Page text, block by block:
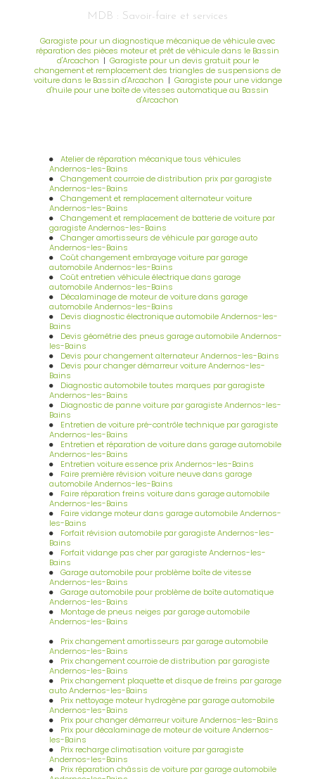
MDB : Savoir-faire et services
Garagiste pour un diagnostique mécanique de véhicule avec
réparation des pièces moteur et prêt de véhicule dans le Bassin
d'Arcachon | Garagiste pour un devis gratuit pour le
changement et remplacement des triangles de suspensions de
voiture dans le Bassin d'Arcachon | Garagiste pour une vidange
d'huile pour une boîte de vitesses automatique au Bassin
d'Arcachon
Atelier de réparation mécanique tous véhicules
Andernos-les-Bains
Changement courroie de distribution prix par garagiste
Andernos-les-Bains
Changement et remplacement alternateur voiture
Andernos-les-Bains
Changement et remplacement de batterie de voiture par
garagiste Andernos-les-Bains
Changer amortisseurs de véhicule par garage auto
Andernos-les-Bains
Coût changement embrayage voiture par garage
automobile Andernos-les-Bains
Coût entretien véhicule électrique dans garage
automobile Andernos-les-Bains
Décalaminage de moteur de voiture dans garage
automobile Andernos-les-Bains
Devis diagnostic électronique automobile Andernos-les-
Bains
Devis géométrie des pneus garage automobile Andernos-
les-Bains
Devis pour changement alternateur Andernos-les-Bains
Devis pour changer démarreur voiture Andernos-les-
Bains
Diagnostic automobile toutes marques par garagiste
Andernos-les-Bains
Diagnostic de panne voiture par garagiste Andernos-les-
Bains
Entretien de voiture pré-contrôle technique par garagiste
Andernos-les-Bains
Entretien et réparation de voiture dans garage automobile
Andernos-les-Bains
Entretien voiture essence prix Andernos-les-Bains
Faire première révision voiture neuve dans garage
automobile Andernos-les-Bains
Faire réparation freins voiture dans garage automobile
Andernos-les-Bains
Faire vidange moteur dans garage automobile Andernos-
les-Bains
Forfait révision automobile par garagiste Andernos-les-
Bains
Forfait vidange pas cher par garagiste Andernos-les-
Bains
Garage automobile pour problème boîte de vitesse
Andernos-les-Bains
Garage automobile pour problème de boîte automatique
Andernos-les-Bains
Montage de pneus neiges par garage automobile
Andernos-les-Bains
Prix changement amortisseurs par garage automobile
Andernos-les-Bains
Prix changement courroie de distribution par garagiste
Andernos-les-Bains
Prix changement plaquette et disque de freins par garage
auto Andernos-les-Bains
Prix nettoyage moteur hydrogène par garage automobile
Andernos-les-Bains
Prix pour changer démarreur voiture Andernos-les-Bains
Prix pour décalaminage de moteur de voiture Andernos-
les-Bains
Prix recharge climatisation voiture par garagiste
Andernos-les-Bains
Prix réparation châssis de voiture par garage automobile